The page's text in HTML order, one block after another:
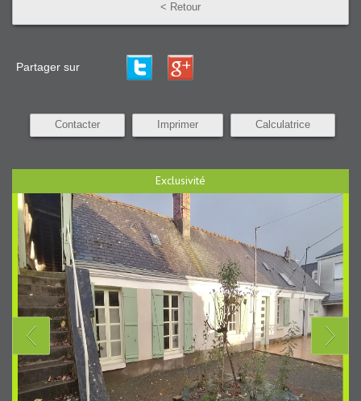
< Retour
Partager sur
Contacter Imprimer Calculatrice
Exclusivité